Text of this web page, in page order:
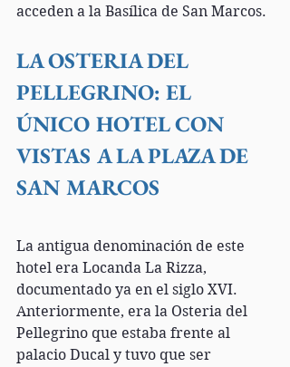
acceden a la Basílica de San Marcos.
LA OSTERIA DEL
PELLEGRINO: EL
ÚNICO HOTEL CON
VISTAS A LA PLAZA DE
SAN MARCOS
La antigua denominación de este
hotel era Locanda La Rizza,
documentado ya en el siglo XVI.
Anteriormente, era la Osteria del
Pellegrino que estaba frente al
palacio Ducal y tuvo que ser